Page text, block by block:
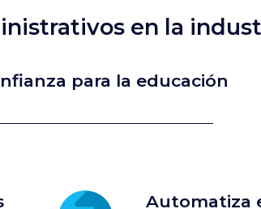
en la
para la educación
Automatiza